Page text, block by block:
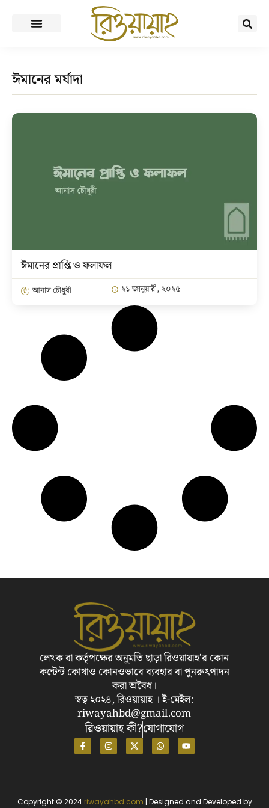
ঈমানের মর্যাদা
ঈমানের প্রাপ্তি ও ফলাফল
আনাস চৌধুরী ২১ জানুয়ারী, ২০২৫
লেখক বা কর্তৃপক্ষের অনুমতি ছাড়া রিওয়ায়াহ'র কোন
কন্টেন্ট কোথাও কোনওভাবে ব্যবহার বা পুনরুৎপাদন
করা অবৈধ।
স্বত্ব ২০২৪, রিওয়ায়াহ । ই-মেইল:
riwayahbd@gmail.com
রিওয়ায়াহ কী?যোগাযোগ
Copyright © 2024 riwayahbd.com | Designed and Developed by